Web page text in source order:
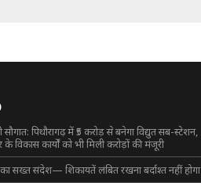
सौगात: पिथौरागढ़ में ₹5 करोड़ से बनेगा विद्युत सब-स्टेशन,
के विकास कार्यों को भी मिली करोड़ों की मंजूरी
सख्त संदेश— शिकायतें लंबित रखना बर्दाश्त नहीं होगा